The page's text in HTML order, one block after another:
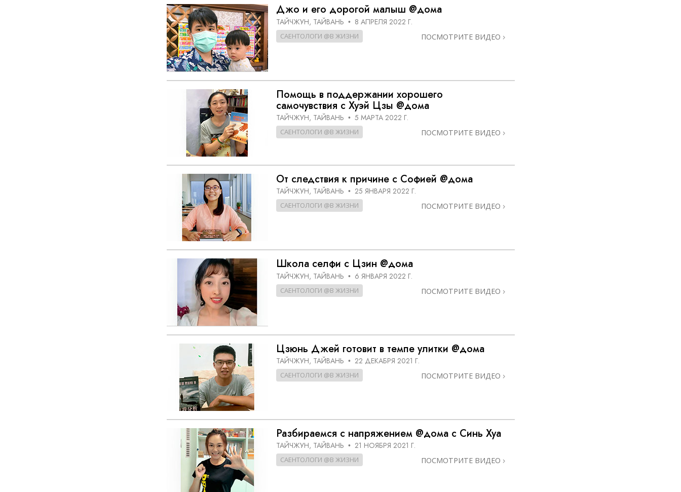
Что такое величие?
Основы организации
Задачи и цели
Общение
Джо и его дорогой малыш @дома
ТАЙЧЖУН, ТАЙВАНЬ • 8 АПРЕЛЯ 2022 Г.
САЕНТОЛОГИ @В ЖИЗНИ ПОСМОТРИТЕ ВИДЕО
Помощь в поддержании хорошего
самочувствия с Хуэй Цзы @дома
ТАЙЧЖУН, ТАЙВАНЬ • 5 МАРТА 2022 Г.
САЕНТОЛОГИ @В ЖИЗНИ ПОСМОТРИТЕ ВИДЕО
От следствия к причине с Софией @дома
ТАЙЧЖУН, ТАЙВАНЬ • 25 ЯНВАРЯ 2022 Г.
САЕНТОЛОГИ @В ЖИЗНИ ПОСМОТРИТЕ ВИДЕО
Школа селфи с Цзин @дома
ТАЙЧЖУН, ТАЙВАНЬ • 6 ЯНВАРЯ 2022 Г.
САЕНТОЛОГИ @В ЖИЗНИ ПОСМОТРИТЕ ВИДЕО
Цзюнь Джей готовит в темпе улитки @дома
ТАЙЧЖУН, ТАЙВАНЬ • 22 ДЕКАБРЯ 2021 Г.
САЕНТОЛОГИ @В ЖИЗНИ ПОСМОТРИТЕ ВИДЕО
Разбираемся с напряжением @дома с Синь Хуа
ТАЙЧЖУН, ТАЙВАНЬ • 21 НОЯБРЯ 2021 Г.
САЕНТОЛОГИ @В ЖИЗНИ ПОСМОТРИТЕ ВИДЕО